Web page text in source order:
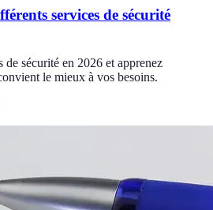
services de sécurité
sécurité en 2026 et apprenez
le mieux à vos besoins.